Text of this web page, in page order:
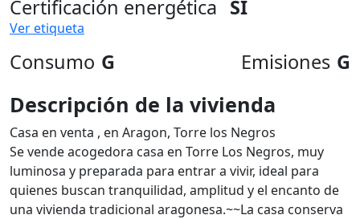
Certificación energética SI
Ver etiqueta
Consumo G Emisiones G
Descripción de la vivienda
Casa en venta , en Aragon, Torre los Negros
Se vende acogedora casa en Torre Los Negros, muy
luminosa y preparada para entrar a vivir, ideal para
quienes buscan tranquilidad, amplitud y el encanto de
una vivienda tradicional aragonesa.~~La casa conserva